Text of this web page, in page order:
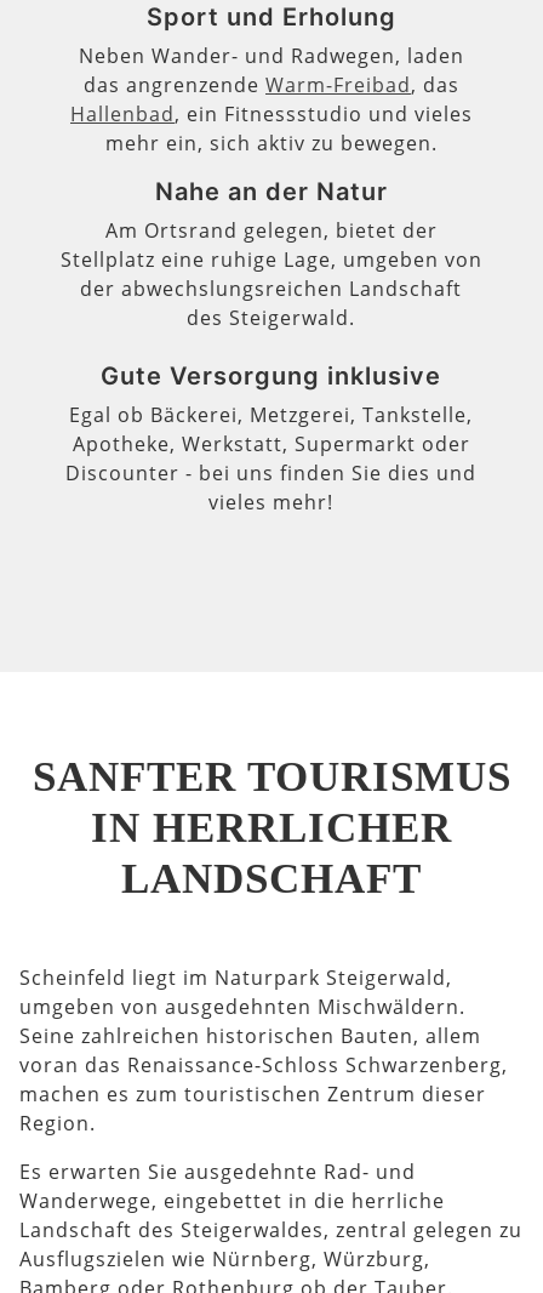
Sport und Erholung
Neben Wander- und Radwegen, laden
das angrenzende Warm-Freibad, das
Hallenbad, ein Fitnessstudio und vieles
mehr ein, sich aktiv zu bewegen.
Nahe an der Natur
Am Ortsrand gelegen, bietet der
Stellplatz eine ruhige Lage, umgeben von
der abwechslungsreichen Landschaft
des Steigerwald.
Gute Versorgung inklusive
Egal ob Bäckerei, Metzgerei, Tankstelle,
Apotheke, Werkstatt, Supermarkt oder
Discounter - bei uns finden Sie dies und
vieles mehr!
SANFTER TOURISMUS
IN HERRLICHER
LANDSCHAFT
Scheinfeld liegt im Naturpark Steigerwald,
umgeben von ausgedehnten Mischwäldern.
Seine zahlreichen historischen Bauten, allem
voran das Renaissance-Schloss Schwarzenberg,
machen es zum touristischen Zentrum dieser
Region.
Es erwarten Sie ausgedehnte Rad- und
Wanderwege, eingebettet in die herrliche
Landschaft des Steigerwaldes, zentral gelegen zu
Ausflugszielen wie Nürnberg, Würzburg,